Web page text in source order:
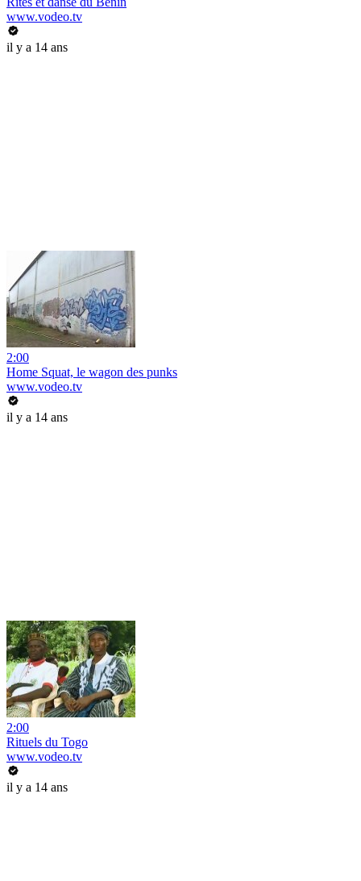
www.vodeo.tv
il y a 14 ans
2:00
Home Squat, le wagon des punks
www.vodeo.tv
il y a 14 ans
2:00
Rituels du Togo
www.vodeo.tv
il y a 14 ans